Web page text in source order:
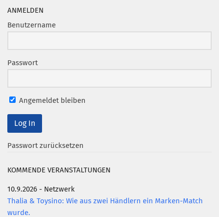
Marketing Pioniere im BVMC
CLUB-KOMMUNIKATION
MCM Club TV
AKTUELLES
KONTAKT
ANMELDEN
Benutzername
Passwort
Angemeldet bleiben
Passwort zurücksetzen
KOMMENDE VERANSTALTUNGEN
10.9.2026 - Netzwerk
Thalia & Toysino: Wie aus zwei Händlern ein Marken-Match
wurde.